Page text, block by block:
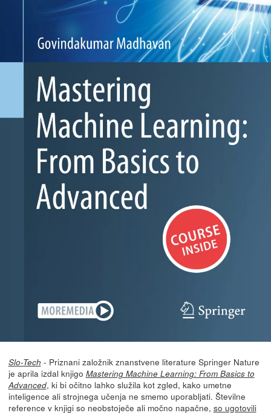
Slo-Tech - Priznani založnik znanstvene literature Springer Nature
je aprila izdal knjigo Mastering Machine Learning: From Basics to
Advanced, ki bi očitno lahko služila kot zgled, kako umetne
inteligence ali strojnega učenja ne smemo uporabljati. Številne
reference v knjigi so neobstoječe ali močno napačne, so ugotovili